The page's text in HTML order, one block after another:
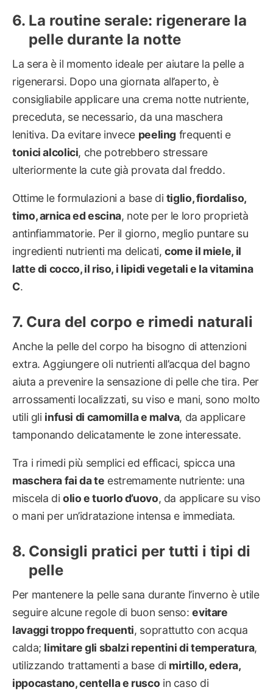
La routine serale: rigenerare la
pelle durante la notte
La sera è il momento ideale per aiutare la pelle a
rigenerarsi. Dopo una giornata all’aperto, è
consigliabile applicare una crema notte nutriente,
preceduta, se necessario, da una maschera
lenitiva. Da evitare invece peeling frequenti e
tonici alcolici, che potrebbero stressare
ulteriormente la cute già provata dal freddo.
Ottime le formulazioni a base di tiglio, fiordaliso,
timo, arnica ed escina, note per le loro proprietà
antinfiammatorie. Per il giorno, meglio puntare su
ingredienti nutrienti ma delicati,come il miele, il
latte di cocco, il riso, i lipidi vegetali e la vitamina
C.
Cura del corpo e rimedi naturali
Anche la pelle del corpo ha bisogno di attenzioni
extra. Aggiungere oli nutrienti all’acqua del bagno
aiuta a prevenire la sensazione di pelle che tira. Per
arrossamenti localizzati, su viso e mani, sono molto
utili gli infusi di camomilla e malva, da applicare
tamponando delicatamente le zone interessate.
Tra i rimedi più semplici ed efficaci, spicca una
maschera fai da te estremamente nutriente: una
miscela di olio e tuorlo d’uovo, da applicare su viso
o mani per un’idratazione intensa e immediata.
Consigli pratici per tutti i tipi di
pelle
Per mantenere la pelle sana durante l’inverno è utile
seguire alcune regole di buon senso:evitare
lavaggi troppo frequenti, soprattutto con acqua
calda; limitare gli sbalzi repentini di temperatura,
utilizzando trattamenti a base di mirtillo, edera,
ippocastano, centella e rusco in caso di